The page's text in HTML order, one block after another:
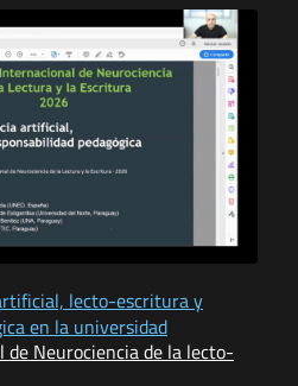
lecto-escritura y
en la universidad
de Neurociencia de la lecto-